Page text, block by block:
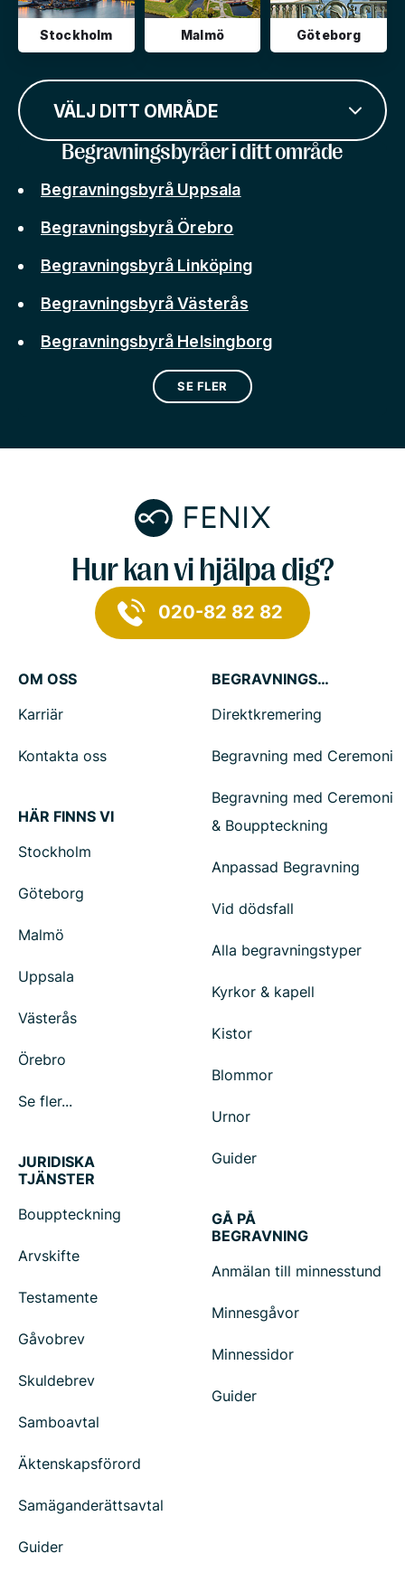
Stockholm Malmö Göteborg
VÄLJ DITT OMRÅDE
Begravningsbyråer i ditt område
Begravningsbyrå Uppsala
Begravningsbyrå Örebro
Begravningsbyrå Linköping
Begravningsbyrå Västerås
Begravningsbyrå Helsingborg
SE FLER
Hur kan vi hjälpa dig?
020-82 82 82
OM OSS
Karriär
Kontakta oss
HÄR FINNS VI
Stockholm
Göteborg
Malmö
Uppsala
Västerås
Örebro
Se fler...
BEGRAVNINGSTJÄNSTER
Direktkremering
Begravning med Ceremoni
Begravning med Ceremoni
& Bouppteckning
Anpassad Begravning
Vid dödsfall
Alla begravningstyper
Kyrkor & kapell
Kistor
Blommor
Urnor
Guider
JURIDISKA
TJÄNSTER
Bouppteckning
Arvskifte
Testamente
Gåvobrev
Skuldebrev
Samboavtal
Äktenskapsförord
Samäganderättsavtal
Guider
GÅ PÅ
BEGRAVNING
Anmälan till minnesstund
Minnesgåvor
Minnessidor
Guider